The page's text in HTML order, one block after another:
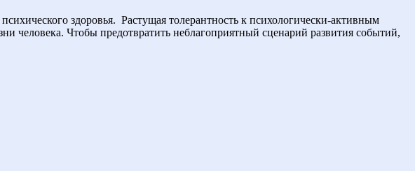
здоровья. Растущая толерантность к психологически-активным
человека. Чтобы предотвратить неблагоприятный сценарий развития событий,